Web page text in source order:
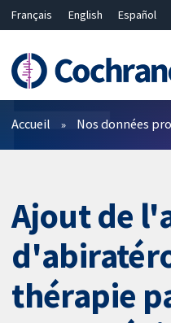
Français English Español
Bahasa Malaysia
ไทย
繁體
简体中文
Filtres
Accueil Nos données
Ajout de
thérapie